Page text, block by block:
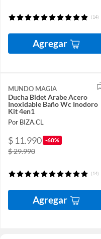
(14)
Agregar
MUNDO MAGIA
Ducha Bidet Arabe Acero
Inoxidable Baño Wc Inodoro
Kit 4en1
Por BIZA.CL
$ 11.990 -60%
$ 29.990
(14)
Agregar